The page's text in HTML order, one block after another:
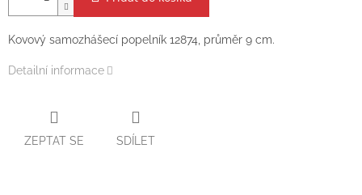
Kovový samozhášecí popelník 12874, průměr 9 cm.
Detailní informace
ZEPTAT SE SDÍLET